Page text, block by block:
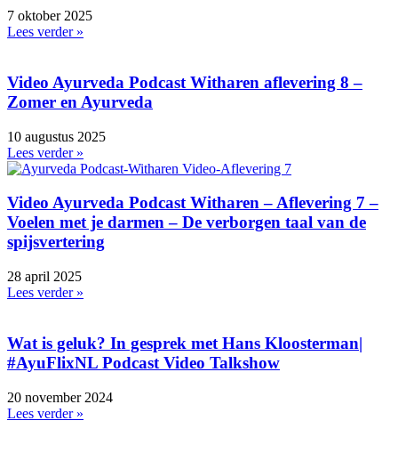
7 oktober 2025
Lees verder »
Video Ayurveda Podcast Witharen aflevering 8 –
Zomer en Ayurveda
10 augustus 2025
Lees verder »
Video Ayurveda Podcast Witharen – Aflevering 7 –
Voelen met je darmen – De verborgen taal van de
spijsvertering
28 april 2025
Lees verder »
Wat is geluk? In gesprek met Hans Kloosterman|
#AyuFlixNL Podcast Video Talkshow
20 november 2024
Lees verder »